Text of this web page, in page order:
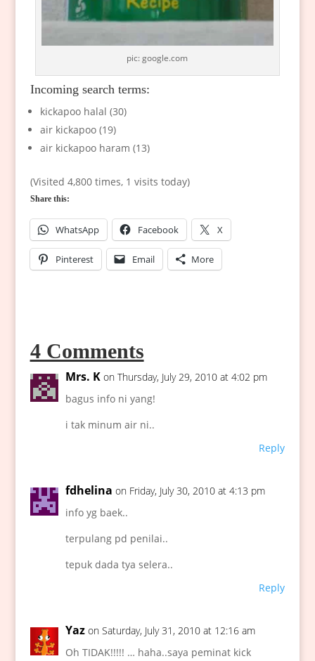
pic: google.com
Incoming search terms:
kickapoo halal (30)
air kickapoo (19)
air kickapoo haram (13)
(Visited 4,800 times, 1 visits today)
Share this:
WhatsApp Facebook X
Pinterest Email More
4 Comments
Mrs. K on Thursday, July 29, 2010 at 4:02 pm
bagus info ni yang!
i tak minum air ni..
Reply
fdhelina on Friday, July 30, 2010 at 4:13 pm
info yg baek..
terpulang pd penilai..
tepuk dada tya selera..
Reply
Yaz on Saturday, July 31, 2010 at 12:16 am
Oh TIDAK!!!!! … haha..saya peminat kick